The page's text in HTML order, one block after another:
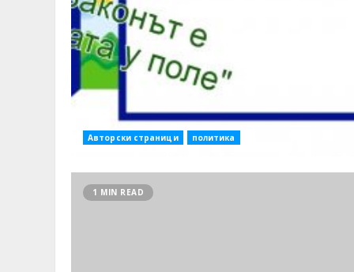
Авторски страници политика
1 MIN READ